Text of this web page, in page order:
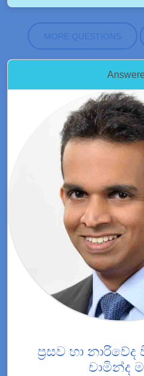
MORE QUESTIONS
ප්‍රසව හා
චාමින්ද